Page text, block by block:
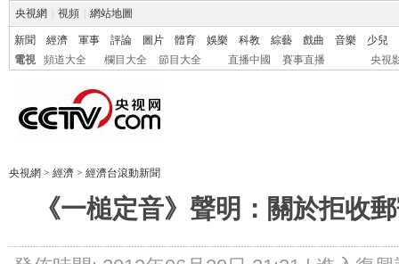
央視網 視頻 網站地圖
新聞 經濟 軍事 評論 圖片 體育 娛樂 科教 綜藝 戲曲 音樂
少兒
電視
頻道大全 欄目大全 節目大全 直播中國 賽事直播 央視
央視網 > 經濟 > 經濟台滾動新聞
《一槌定音》聲明：關於拒收